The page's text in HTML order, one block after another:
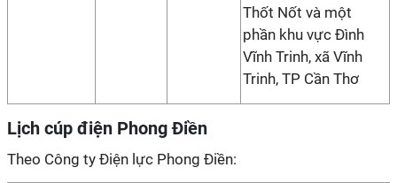
Thốt Nốt và một
phần khu vực Đình
Vĩnh Trinh, xã Vĩnh
Trinh, TP Cần Thơ
Lịch cúp điện Phong Điền
Theo Công ty Điện lực Phong Điền: